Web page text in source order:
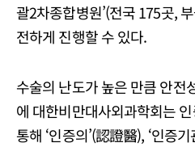
괄2차종합병원’(전국 175곳,
전하게 진행할 수 있다.
수술의 난도가 높은 만큼 안전
에 대한비만대사외과학회는
통해 ‘인증의’(認證醫), ‘인증